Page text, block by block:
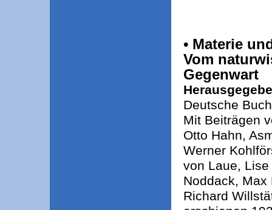
• Materie
Vom
Gegenwart
Deutsche
Mit Beiträgen
Otto Hahn,
Werner
von Laue,
Noddack, Max
Richard